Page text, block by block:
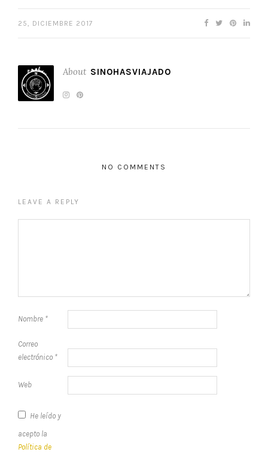
25, DICIEMBRE 2017
About SINOHASVIAJADO
NO COMMENTS
LEAVE A REPLY
Nombre *
Correo
electrónico *
Web
He leído y
acepto la
Política de